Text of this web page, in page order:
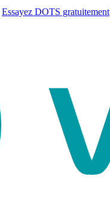
Essayez DOTS gratuitement